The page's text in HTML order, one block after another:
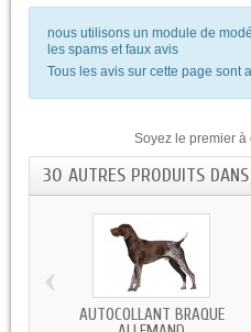
nous utilisons un module de
les spams et faux avis
Tous les avis sur cette page sont
Soyez le premier à
30 AUTRES PRODUITS
AUTOCOLLANT BRAQUE
‹